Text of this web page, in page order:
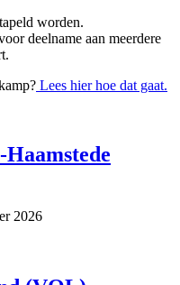
worden.
deelname aan meerdere
Lees hier hoe dat gaat.
2026